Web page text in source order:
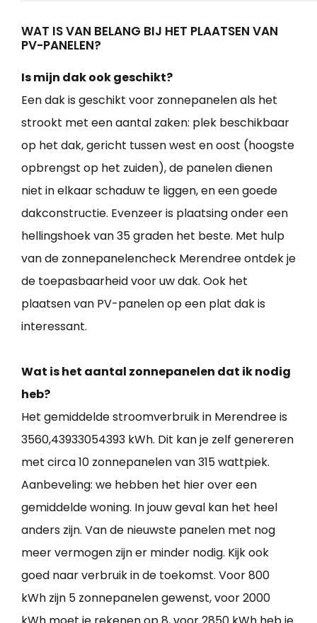
WAT IS VAN BELANG BIJ HET PLAATSEN VAN
PV-PANELEN?
Is mijn dak ook geschikt?
Een dak is geschikt voor zonnepanelen als het
strookt met een aantal zaken: plek beschikbaar
op het dak, gericht tussen west en oost (hoogste
opbrengst op het zuiden), de panelen dienen
niet in elkaar schaduw te liggen, en een goede
dakconstructie. Evenzeer is plaatsing onder een
hellingshoek van 35 graden het beste. Met hulp
van de zonnepanelencheck Merendree ontdek je
de toepasbaarheid voor uw dak. Ook het
plaatsen van PV-panelen op een plat dak is
interessant.
Wat is het aantal zonnepanelen dat ik nodig
heb?
Het gemiddelde stroomverbruik in Merendree is
3560,43933054393 kWh. Dit kan je zelf genereren
met circa 10 zonnepanelen van 315 wattpiek.
Aanbeveling: we hebben het hier over een
gemiddelde woning. In jouw geval kan het heel
anders zijn. Van de nieuwste panelen met nog
meer vermogen zijn er minder nodig. Kijk ook
goed naar verbruik in de toekomst. Voor 800
kWh zijn 5 zonnepanelen gewenst, voor 2000